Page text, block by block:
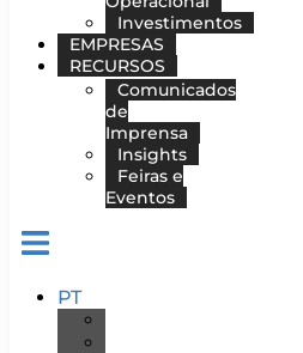
Investimentos
EMPRESAS
RECURSOS
Comunicados
de
Imprensa
Insights
Feiras e
Eventos
PT